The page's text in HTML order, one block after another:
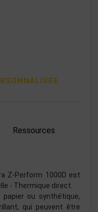
Ressources
Z-Perform 1000D est
- Thermique direct.
ou synthétique,
qui peuvent être